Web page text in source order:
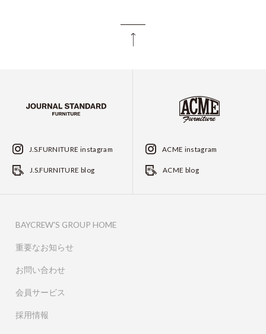
J.S.FURNITURE instagram
J.S.FURNITURE blog
ACME instagram
ACME blog
BAYCREW'S GROUP HOME
重要なお知らせ
お問い合わせ
会員サービス
採用情報